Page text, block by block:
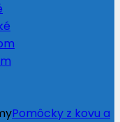
Pomôcky z kovu a